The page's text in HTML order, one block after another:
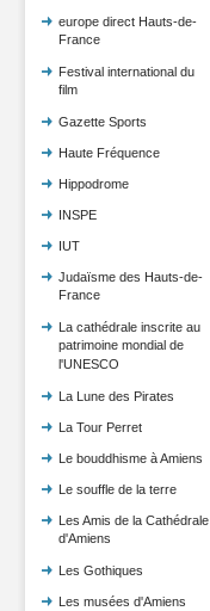
europe direct Hauts-de-
France
Festival international du
film
Gazette Sports
Haute Fréquence
Hippodrome
INSPE
IUT
Judaïsme des Hauts-de-
France
La cathédrale inscrite au
patrimoine mondial de
l'UNESCO
La Lune des Pirates
La Tour Perret
Le bouddhisme à Amiens
Le souffle de la terre
Les Amis de la Cathédrale
d'Amiens
Les Gothiques
Les musées d'Amiens